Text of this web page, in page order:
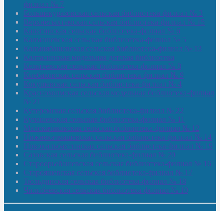
филиал № 7
Большекуразовская сельская библиотека-филиал № 3
Верхнетыхтемская сельская библиотека-филиал № 15
Калегинская сельская библиотека-филиал № 6
Калмашевская сельская библиотека-филиал № 5
Калмиябашевская сельская библиотека-филиал № 13
Калтасинская модельная детская библиотека
Кельтеевская сельская библиотека-филиал № 8
Киебаковская сельская библиотека-филиал № 9
Кокушевская сельская библиотека-филиал № 4
Краснохолмская сельская модельная библиотека-филиал
№ 21
Кутеремская сельская библиотека-филиал № 22
Кучашевская сельская библиотека-филиал № 11
Малокачаковская сельская библиотека-филиал № 12
Нижнекачмашевская сельская библиотека-филиал № 14
Новокильбахтинская сельская библиотека-филиал № 19
Сазовская сельская библиотека-филиал № 20
Староорьебашевская сельская библиотека-филиал № 16
Старояшевская сельская библиотека-филиал № 17
Тюльдинская сельская библиотека-филиал № 18
Чилибеевская сельская библиотека-филиал № 10